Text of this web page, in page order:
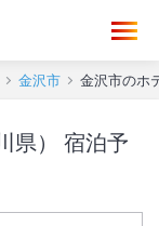
金沢市 金沢市のホ
泊予